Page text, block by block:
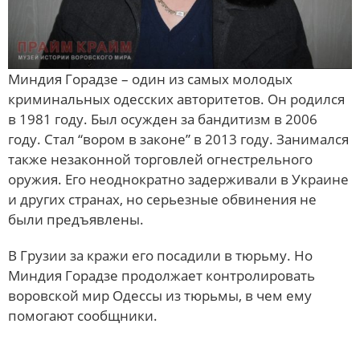
Миндия Горадзе – один из самых молодых
криминальных одесских авторитетов. Он родился
в 1981 году. Был осужден за бандитизм в 2006
году. Стал “вором в законе” в 2013 году. Занимался
также незаконной торговлей огнестрельного
оружия. Его неоднократно задерживали в Украине
и других странах, но серьезные обвинения не
были предъявлены.
В Грузии за кражи его посадили в тюрьму. Но
Миндия Горадзе продолжает контролировать
воровской мир Одессы из тюрьмы, в чем ему
помогают сообщники.